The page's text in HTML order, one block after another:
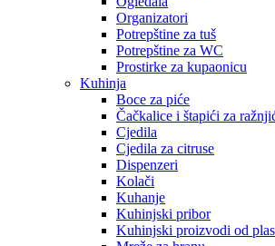
Organizatori
Potrepštine za tuš
Potrepštine za WC
Prostirke za kupaonicu
Kuhinja
Boce za piće
Čačkalice i štapići za
Cjedila
Cjedila za citruse
Dispenzeri
Kolači
Kuhanje
Kuhinjski pribor
Kuhinjski proizvodi od